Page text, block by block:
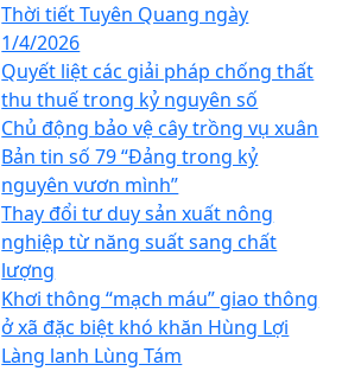
Thời tiết Tuyên Quang ngày
1/4/2026
Quyết liệt các giải pháp chống thất
thu thuế trong kỷ nguyên số
Chủ động bảo vệ cây trồng vụ xuân
Bản tin số 79 “Đảng trong kỷ
nguyên vươn mình”
Thay đổi tư duy sản xuất nông
nghiệp từ năng suất sang chất
lượng
Khơi thông “mạch máu” giao thông
ở xã đặc biệt khó khăn Hùng Lợi
Làng lanh Lùng Tám